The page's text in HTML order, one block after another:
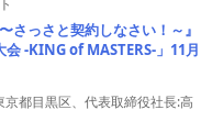
さっさと契約しなさい！～』
会 -KING of MASTERS-」11月
都目黒区、代表取締役社長:高